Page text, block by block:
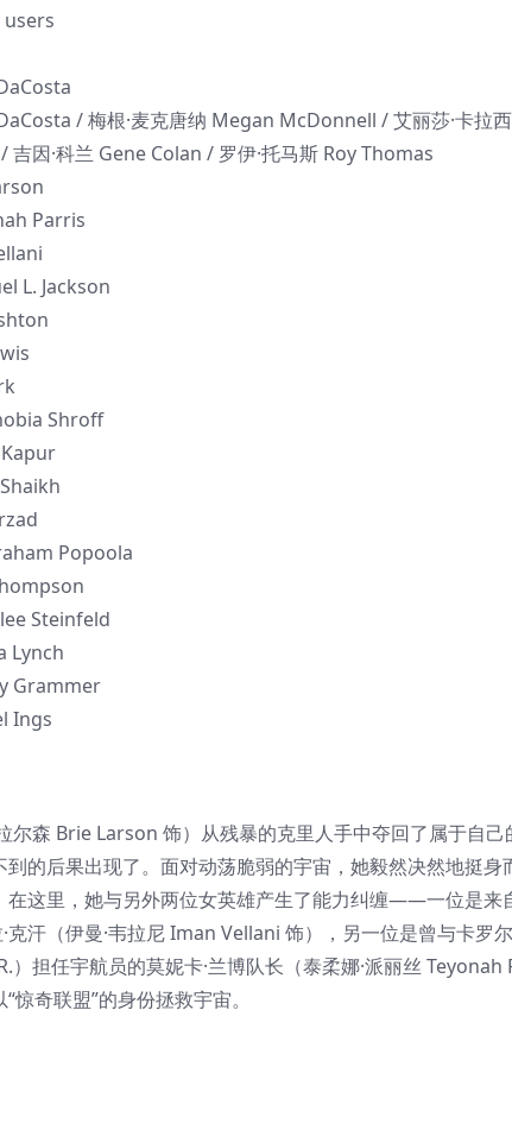
/ 梅根·麦克唐纳 Megan McDonnell / 艾丽莎·卡拉西
因·科兰 Gene Colan / 罗伊·托马斯 Roy Thomas
Parris
Jackson
Shroff
Popoola
Steinfeld
尔森 Brie Larson 饰）从残暴的克里人手中夺回了属于自
的后果出现了。面对动荡脆弱的宇宙，她毅然决然地挺身
在这里，她与另外两位女英雄产生了能力纠缠——一位是来
克汗（伊曼·韦拉尼 Iman Vellani 饰），另一位是曾与卡罗
）担任宇航员的莫妮卡·兰博队长（泰柔娜·派丽丝
奇联盟”的身份拯救宇宙。